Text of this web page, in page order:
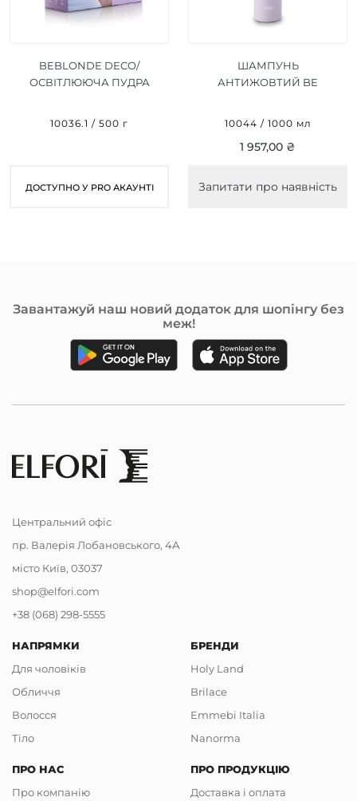
BEBLONDE DECO/
ОСВІТЛЮЮЧА ПУДРА
10036.1 / 500 г
ДОСТУПНО У PRO АКАУНТІ
ШАМПУНЬ
АНТИЖОВТИЙ BE
10044 / 1000 мл
1 957,00 ₴
Запитати про наявність
Завантажуй наш новий додаток для шопінгу без
меж!
Центральний офіс
пр. Валерія Лобановського, 4А
місто Київ, 03037
shop@elfori.com
+38 (068) 298-5555
НАПРЯМКИ
Для чоловіків
Обличчя
Волосся
Тіло
БРЕНДИ
Holy Land
Brilace
Emmebi Italia
Nanorma
ПРО НАС
Про компанію
ПРО ПРОДУКЦІЮ
Доставка і оплата